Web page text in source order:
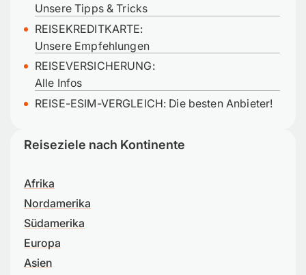
Unsere Tipps & Tricks
REISEKREDITKARTE:
Unsere Empfehlungen
REISEVERSICHERUNG:
Alle Infos
REISE-ESIM-VERGLEICH: Die besten Anbieter!
Reiseziele nach Kontinente
Afrika
Nordamerika
Südamerika
Europa
Asien